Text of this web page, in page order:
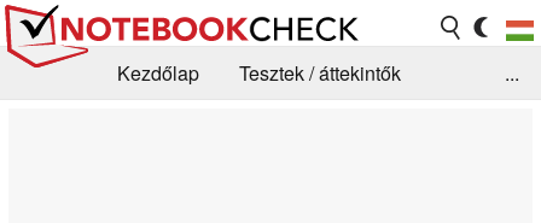
Kezdőlap
Tesztek / áttekintők
...